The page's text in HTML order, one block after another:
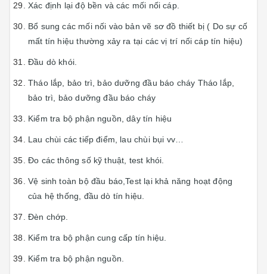
Xác định lại độ bền và các mối nối cáp.
Bổ sung các mối nối vào bản vẽ sơ đồ thiết bị ( Do sự cố
mất tín hiệu thường xảy ra tại các vị trí nối cáp tín hiệu)
Đầu dò khói.
Tháo lắp, bảo trì, bảo dưỡng đầu báo cháy Tháo lắp,
bảo trì, bảo dưỡng đầu báo cháy
Kiểm tra bộ phận nguồn, dây tín hiệu
Lau chùi các tiếp điểm, lau chùi bụi vv…
Đo các thông số kỹ thuật, test khói.
Vệ sinh toàn bộ đầu báo,Test lại khả năng hoạt động
của hệ thống, đầu dò tín hiệu.
Đèn chớp.
Kiểm tra bộ phận cung cấp tín hiệu.
Kiểm tra bộ phận nguồn.